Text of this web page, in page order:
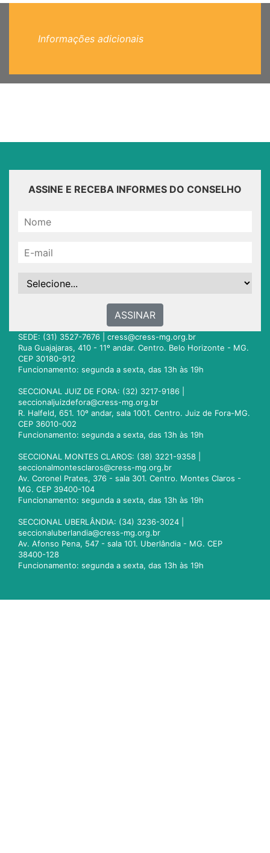
Informações adicionais
ASSINE E RECEBA INFORMES DO CONSELHO
ASSINAR
SEDE: (31) 3527-7676 | cress@cress-mg.org.br
Rua Guajajaras, 410 - 11º andar. Centro. Belo Horizonte - MG.
CEP 30180-912
Funcionamento: segunda a sexta, das 13h às 19h
SECCIONAL JUIZ DE FORA: (32) 3217-9186 |
seccionaljuizdefora@cress-mg.org.br
R. Halfeld, 651. 10º andar, sala 1001. Centro. Juiz de Fora-MG.
CEP 36010-002
Funcionamento: segunda a sexta, das 13h às 19h
SECCIONAL MONTES CLAROS: (38) 3221-9358 |
seccionalmontesclaros@cress-mg.org.br
Av. Coronel Prates, 376 - sala 301. Centro. Montes Claros -
MG. CEP 39400-104
Funcionamento: segunda a sexta, das 13h às 19h
SECCIONAL UBERLÂNDIA: (34) 3236-3024 |
seccionaluberlandia@cress-mg.org.br
Av. Afonso Pena, 547 - sala 101. Uberlândia - MG. CEP
38400-128
Funcionamento: segunda a sexta, das 13h às 19h